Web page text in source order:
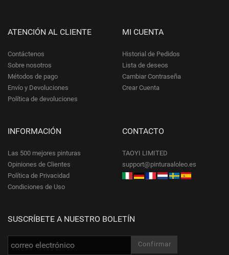
ATENCIÓN AL CLIENTE
Contáctenos
Sobre nosotros
Métodos de pago
Envío y Devoluciones
Política de devoluciones
MI CUENTA
Historial de Pedidos
Lista de deseos
Cambiar Contraseña
Crear Cuenta
INFORMACIÓN
Las 500 mejores pinturas
Opiniones de Clientes
Política de Privacidad
Condiciones de Uso
CONTACTO
TAOYI LIMITED
support@pinturaaloleo.es
SUSCRÍBETE A NUESTRO BOLETÍN